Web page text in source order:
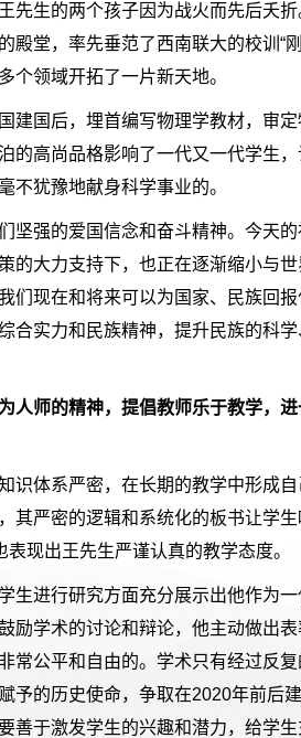
先生的两个孩子因为战火而先后夭
堂，率先垂范了西南联大的校训“
个领域开拓了一片新天地。
建国后，埋首编写物理学教材，审
的高尚品格影响了一代又一代学生
不犹豫地献身科学事业的。
坚强的爱国信念和奋斗精神。今天
大力支持下，也正在逐渐缩小与世
们现在和将来可以为国家、民族回
合实力和民族精神，提升民族的科
师的精神，提倡教师乐于教学，
识体系严密，在长期的教学中形成
严密的逻辑和系统化的板书让学
现出王先生严谨认真的教学态度。
进行研究方面充分展示出他作为一
励学术的讨论和辩论，他主动做出
常公平和自由的。学术只有经过反
予的历史使命，争取在2020年前后
善于激发学生的兴趣和潜力，给学